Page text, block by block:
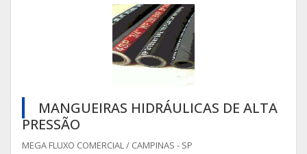
MANGUEIRAS HIDRÁULICAS DE ALTA
PRESSÃO
MEGA FLUXO COMERCIAL / CAMPINAS - SP